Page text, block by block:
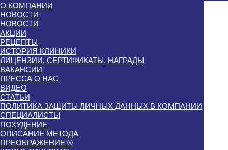
О КОМПАНИИ
НОВОСТИ
НОВОСТИ
АКЦИИ
РЕЦЕПТЫ
ИСТОРИЯ КЛИНИКИ
ЛИЦЕНЗИИ, СЕРТИФИКАТЫ, НАГРАДЫ
ВАКАНСИИ
ПРЕССА О НАС
ВИДЕО
СТАТЬИ
ПОЛИТИКА ЗАЩИТЫ ЛИЧНЫХ ДАННЫХ В КОМПАНИИ
СПЕЦИАЛИСТЫ
ПОХУДЕНИЕ
ОПИСАНИЕ МЕТОДА
ПРЕОБРАЖЕНИЕ ®